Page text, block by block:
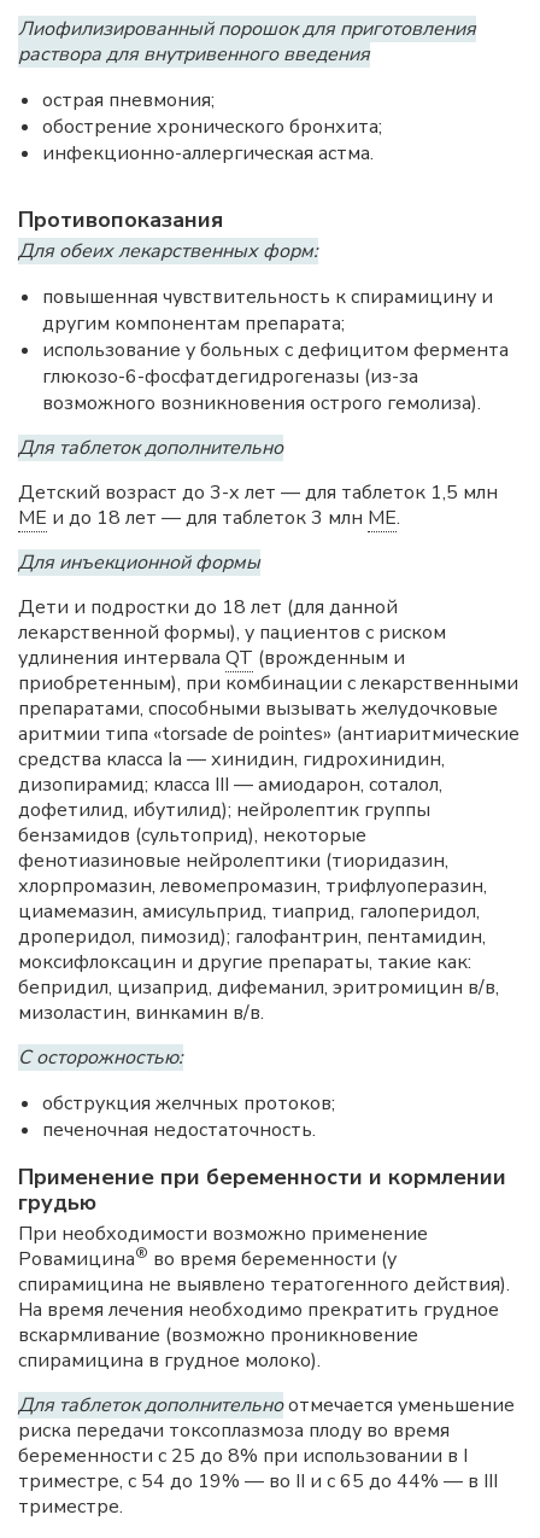
Лиофилизированный порошок для приготовления
раствора для внутривенного введения
острая пневмония;
обострение хронического бронхита;
инфекционно-аллергическая астма.
Противопоказания
Для обеих лекарственных форм:
повышенная чувствительность к спирамицину и
другим компонентам препарата;
использование у больных с дефицитом фермента
глюкозо-6-фосфатдегидрогеназы (из-за
возможного возникновения острого гемолиза).
Для таблеток дополнительно
Детский возраст до 3-х лет — для таблеток 1,5 млн
МЕ и до 18 лет — для таблеток 3 млн МЕ.
Для инъекционной формы
Дети и подростки до 18 лет (для данной
лекарственной формы), у пациентов с риском
удлинения интервала QT (врожденным и
приобретенным), при комбинации с лекарственными
препаратами, способными вызывать желудочковые
аритмии типа «torsade de pointes» (антиаритмические
средства класса Iа — хинидин, гидрохинидин,
дизопирамид; класса III — амиодарон, соталол,
дофетилид, ибутилид); нейролептик группы
бензамидов (сультоприд), некоторые
фенотиазиновые нейролептики (тиоридазин,
хлорпромазин, левомепромазин, трифлуоперазин,
циамемазин, амисульприд, тиаприд, галоперидол,
дроперидол, пимозид); галофантрин, пентамидин,
моксифлоксацин и другие препараты, такие как:
бепридил, цизаприд, дифеманил, эритромицин в/в,
мизоластин, винкамин в/в.
С осторожностью:
обструкция желчных протоков;
печеночная недостаточность.
Применение при беременности и кормлении
грудью
При необходимости возможно применение
Ровамицина® во время беременности (у
спирамицина не выявлено тератогенного действия).
На время лечения необходимо прекратить грудное
вскармливание (возможно проникновение
спирамицина в грудное молоко).
Для таблеток дополнительноотмечается уменьшение
риска передачи токсоплазмоза плоду во время
беременности с 25 до 8% при использовании в I
триместре, с 54 до 19% — во II и с 65 до 44% — в III
триместре.